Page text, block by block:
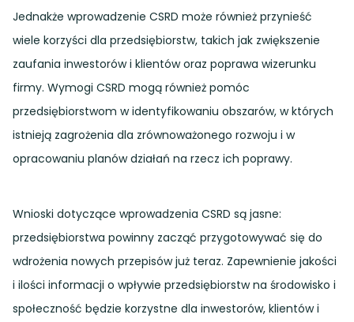
Jednakże wprowadzenie CSRD może również przynieść
wiele korzyści dla przedsiębiorstw, takich jak zwiększenie
zaufania inwestorów i klientów oraz poprawa wizerunku
firmy. Wymogi CSRD mogą również pomóc
przedsiębiorstwom w identyfikowaniu obszarów, w których
istnieją zagrożenia dla zrównoważonego rozwoju i w
opracowaniu planów działań na rzecz ich poprawy.
Wnioski dotyczące wprowadzenia CSRD są jasne:
przedsiębiorstwa powinny zacząć przygotowywać się do
wdrożenia nowych przepisów już teraz. Zapewnienie jakości
i ilości informacji o wpływie przedsiębiorstw na środowisko i
społeczność będzie korzystne dla inwestorów, klientów i